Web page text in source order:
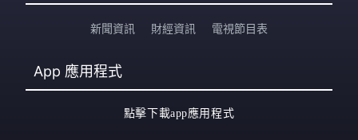
新聞資訊 財經資訊 電視節目表
App 應用程式
點擊下載app應用程式